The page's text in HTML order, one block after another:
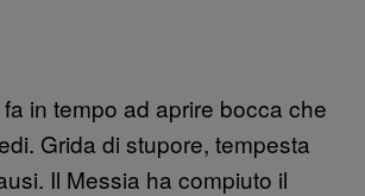
in tempo ad aprire bocca che
Grida di stupore, tempesta
Il Messia ha compiuto il